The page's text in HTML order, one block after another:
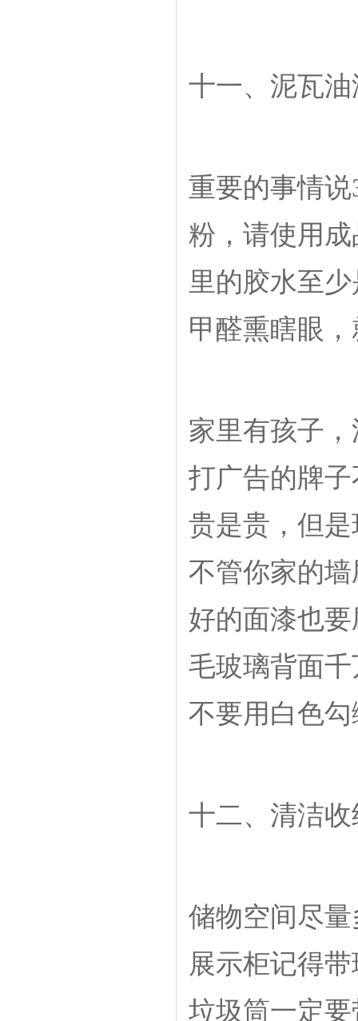
十一、泥瓦油
重要的事情
粉，请使用
里的胶水至
甲醛熏瞎眼
家里有孩子
打广告的牌
贵是贵，但
不管你家的
好的面漆也
毛玻璃背面
不要用白色
十二、清洁收
储物空间尽
展示柜记得
垃圾筒一定